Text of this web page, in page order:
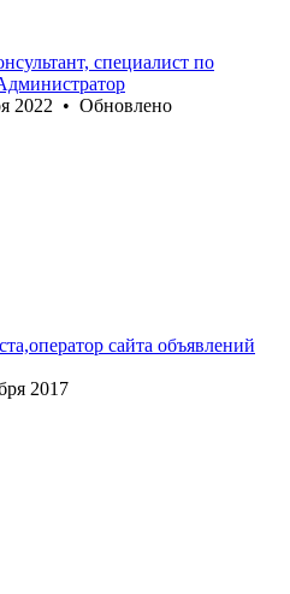
специалист по
2022 • Обновлено
сайта объявлений
2017